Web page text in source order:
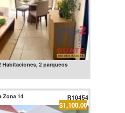
2 parqueos
Zona 14 R10454
$1,100.00